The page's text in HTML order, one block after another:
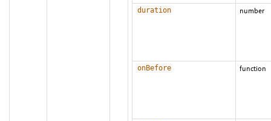
duration number
onBefore function